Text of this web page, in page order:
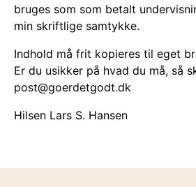
bruges som som betalt
min skriftlige samtykke.
Indhold må frit kopieres til eget
Er du usikker på hvad du må, så
post@goerdetgodt.dk
Hilsen Lars S. Hansen